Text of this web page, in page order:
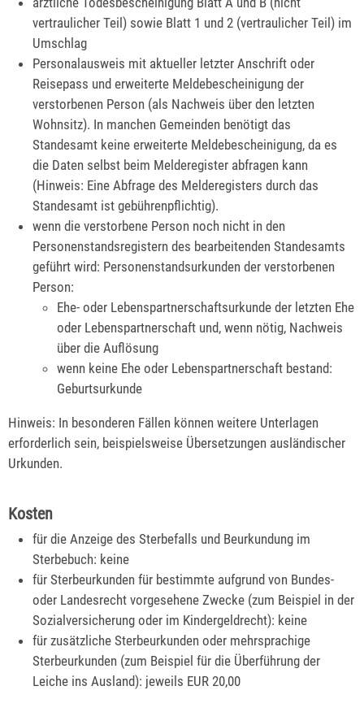
vertraulicher Teil) sowie Blatt 1 und 2 (vertraulicher Teil) im
Umschlag
Personalausweis mit aktueller letzter Anschrift oder
Reisepass und erweiterte Meldebescheinigung der
verstorbenen Person (als Nachweis über den letzten
Wohnsitz). In manchen Gemeinden benötigt das
Standesamt keine erweiterte Meldebescheinigung, da es
die Daten selbst beim Melderegister abfragen kann
(Hinweis: Eine Abfrage des Melderegisters durch das
Standesamt ist gebührenpflichtig).
wenn die verstorbene Person noch nicht in den
Personenstandsregistern des bearbeitenden Standesamts
geführt wird: Personenstandsurkunden der verstorbenen
Person:
Ehe- oder Lebenspartnerschaftsurkunde der letzten Ehe
oder Lebenspartnerschaft und, wenn nötig, Nachweis
über die Auflösung
wenn keine Ehe oder Lebenspartnerschaft bestand:
Geburtsurkunde
Hinweis: In besonderen Fällen können weitere Unterlagen
erforderlich sein, beispielsweise Übersetzungen ausländischer
Urkunden.
Kosten
für die Anzeige des Sterbefalls und Beurkundung im
Sterbebuch: keine
für Sterbeurkunden für bestimmte aufgrund von Bundes-
oder Landesrecht vorgesehene Zwecke (zum Beispiel in der
Sozialversicherung oder im Kindergeldrecht): keine
für zusätzliche Sterbeurkunden oder mehrsprachige
Sterbeurkunden (zum Beispiel für die Überführung der
Leiche ins Ausland): jeweils EUR 20,00